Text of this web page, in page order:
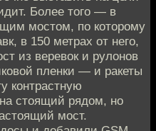
Более того — в
мостом, по которому
в 150 метрах от него,
из веревок и рулонов
пленки — и ракеты
контрастную
стоящий рядом, но
мост.